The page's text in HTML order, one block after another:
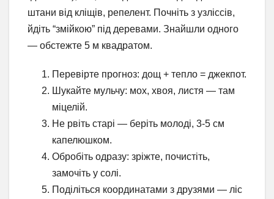
штани від кліщів, репелент. Почніть з узліссів,
йдіть “змійкою” під деревами. Знайшли одного
— обстежте 5 м квадратом.
Перевірте прогноз: дощ + тепло = джекпот.
Шукайте мульчу: мох, хвоя, листя — там
міцелій.
Не рвіть старі — беріть молоді, 3-5 см
капелюшком.
Обробіть одразу: зріжте, почистіть,
замочіть у солі.
Поділіться координатами з друзями — ліс